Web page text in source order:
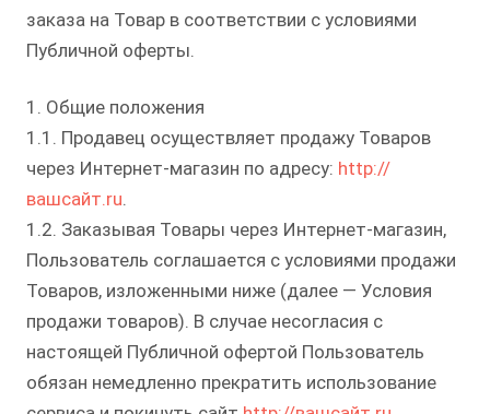
заказа на Товар в соответствии с условиями
Публичной оферты.
1. Общие положения
1.1. Продавец осуществляет продажу Товаров
через Интернет-магазин по адресу: http://
вашсайт.ru.
1.2. Заказывая Товары через Интернет-магазин,
Пользователь соглашается с условиями продажи
Товаров, изложенными ниже (далее — Условия
продажи товаров). В случае несогласия с
настоящей Публичной офертой Пользователь
обязан немедленно прекратить использование